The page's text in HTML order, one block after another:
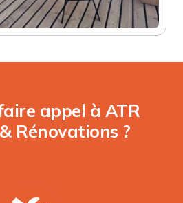
appel à ATR
Rénovations ?